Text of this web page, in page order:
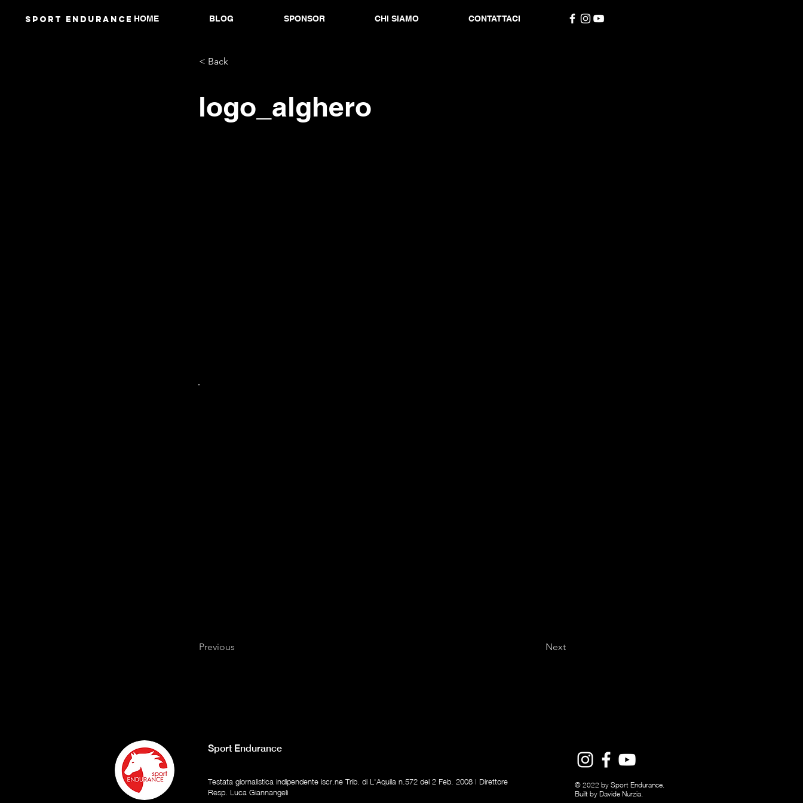
Sport endurANCE HOME BLOG SPONSOR CHI SIAMO CONTATTACI
< Back
logo_alghero
Previous Next
Sport Endurance
Testata giornalistica indipendente iscr.ne Trib. di L'Aquila n.572 del 2 Feb. 2008 | Direttore
Resp. Luca Giannangeli
© 2022 by Sport Endurance.
Built by Davide Nurzia.